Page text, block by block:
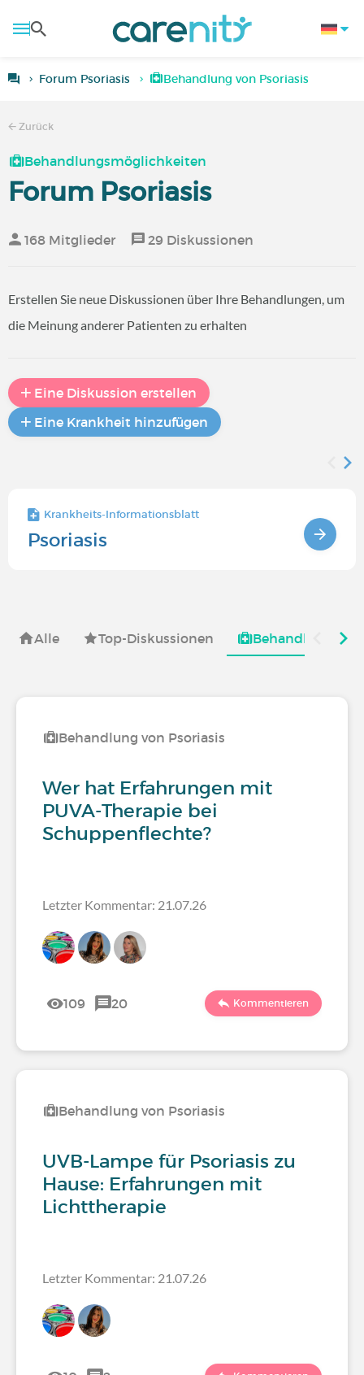
Forum Psoriasis Behandlung von Psoriasis
Zurück
Behandlungsmöglichkeiten
Forum Psoriasis
168 Mitglieder 29 Diskussionen
Erstellen Sie neue Diskussionen über Ihre Behandlungen, um
die Meinung anderer Patienten zu erhalten
Eine Diskussion erstellen
Eine Krankheit hinzufügen
Krankheits-Informationsblatt
Psoriasis
Alle Top-Diskussionen
Behandlung von Psoriasis
Wer hat Erfahrungen mit
PUVA-Therapie bei
Schuppenflechte?
Letzter Kommentar: 21.07.26
109 20 Kommentieren
Behandlung von Psoriasis
UVB-Lampe für Psoriasis zu
Hause: Erfahrungen mit
Lichttherapie
Letzter Kommentar: 21.07.26